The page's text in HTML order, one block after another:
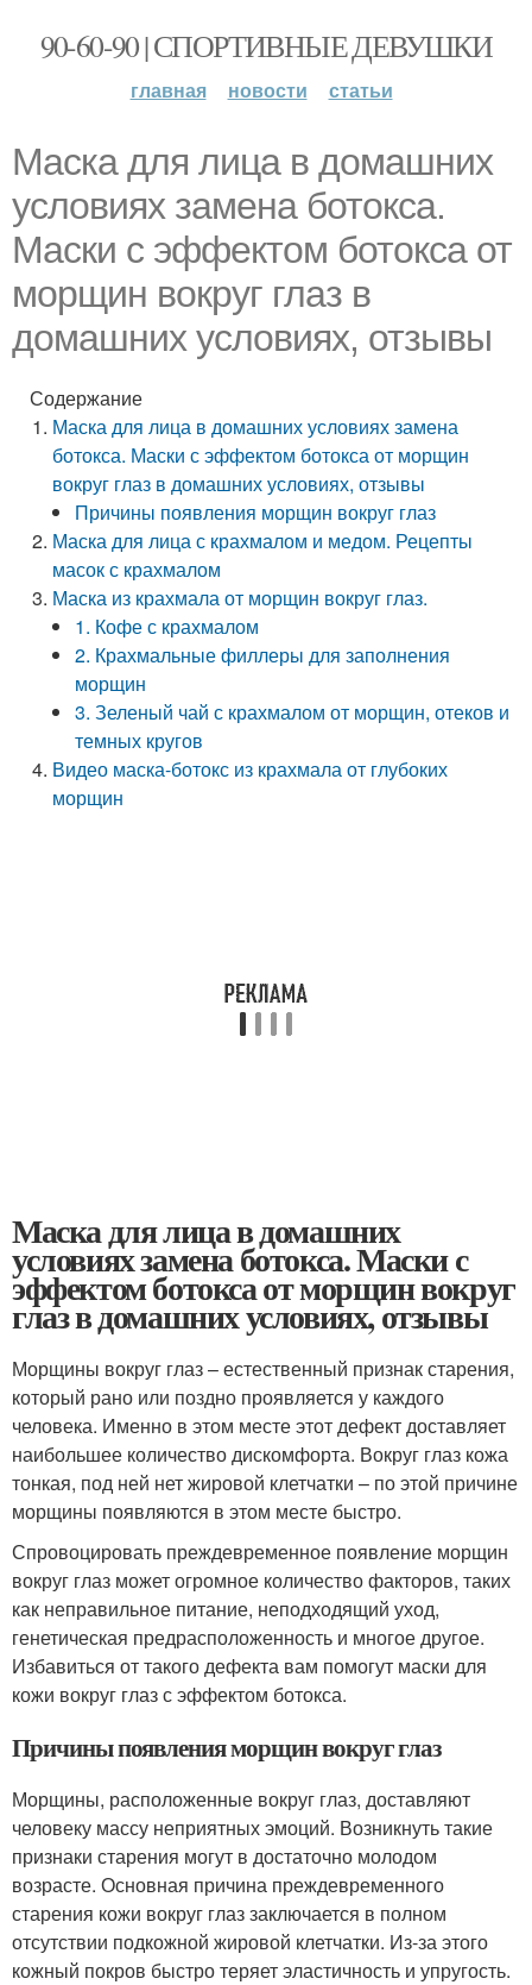
90-60-90 | СПОРТИВНЫЕ ДЕВУШКИ
главная новости статьи
Маска для лица в домашних
условиях замена ботокса.
Маски с эффектом ботокса от
морщин вокруг глаз в
домашних условиях, отзывы
Содержание
Маска для лица в домашних условиях замена
ботокса. Маски с эффектом ботокса от морщин
вокруг глаз в домашних условиях, отзывы
Причины появления морщин вокруг глаз
Маска для лица с крахмалом и медом. Рецепты
масок с крахмалом
Маска из крахмала от морщин вокруг глаз.
1. Кофе с крахмалом
2. Крахмальные филлеры для заполнения
морщин
3. Зеленый чай с крахмалом от морщин, отеков и
темных кругов
Видео маска-ботокс из крахмала от глубоких
морщин
Маска для лица в домашних
условиях замена ботокса. Маски с
эффектом ботокса от морщин вокруг
глаз в домашних условиях, отзывы
Морщины вокруг глаз – естественный признак старения,
который рано или поздно проявляется у каждого
человека. Именно в этом месте этот дефект доставляет
наибольшее количество дискомфорта. Вокруг глаз кожа
тонкая, под ней нет жировой клетчатки – по этой причине
морщины появляются в этом месте быстро.
Спровоцировать преждевременное появление морщин
вокруг глаз может огромное количество факторов, таких
как неправильное питание, неподходящий уход,
генетическая предрасположенность и многое другое.
Избавиться от такого дефекта вам помогут маски для
кожи вокруг глаз с эффектом ботокса.
Причины появления морщин вокруг глаз
Морщины, расположенные вокруг глаз, доставляют
человеку массу неприятных эмоций. Возникнуть такие
признаки старения могут в достаточно молодом
возрасте. Основная причина преждевременного
старения кожи вокруг глаз заключается в полном
отсутствии подкожной жировой клетчатки. Из-за этого
кожный покров быстро теряет эластичность и упругость.